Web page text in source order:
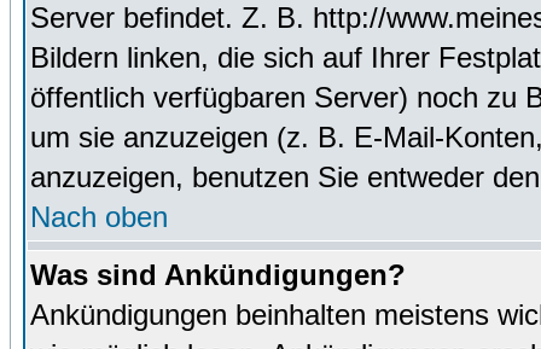
Server befindet. Z. B. http://
Bildern linken, die sich auf Ihrer
öffentlich verfügbaren Server) noch zu
um sie anzuzeigen (z. B. E-Mail-
anzuzeigen, benutzen Sie entweder
Nach oben
Was sind Ankündigungen?
Ankündigungen beinhalten meistens